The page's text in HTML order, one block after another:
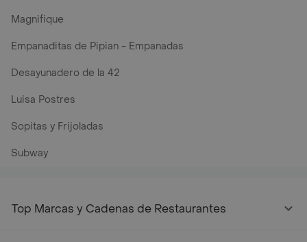
Magnifique
Empanaditas de Pipian - Empanadas
Desayunadero de la 42
Luisa Postres
Sopitas y Frijoladas
Subway
Top Marcas y Cadenas de Restaurantes